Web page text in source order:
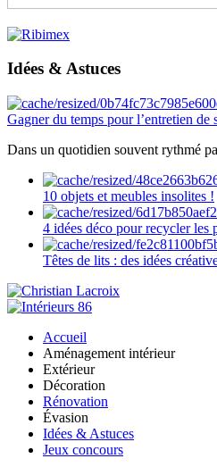
Idées & Astuces
Gagner du temps pour l’entretien de
Dans un quotidien souvent rythmé
10 objets et meubles insolites !
4 idées déco pour recycler les
Têtes de lits : des idées
Accueil
Aménagement intérieur
Extérieur
Décoration
Rénovation
Évasion
Idées & Astuces
Jeux concours